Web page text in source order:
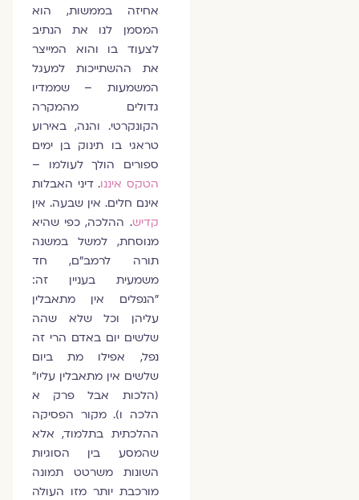
אחיזה בממשות, הוא
המסמן לנו את הנתיב
לצעוד בו והוא המייצר
את ההשתייכות למעגל
המשמעות – שממדיו
גדולים מהמקרה
הקונקרטי. והנה, באירוע
טראגי בו תינוק בן ימים
ספורים הולך לעולמו –
הטקס איננו. דיני האבלות
אינם חלים. אין שבעה. אין
קדיש. ההלכה, כפי שהיא
מנוסחת, למשל במשנה
תורה לרמב"ם, חד
משמעית בעניין זה:
"הנפלים אין מתאבלין
עליהן וכל שלא שהה
שלשים יום באדם הרי זה
נפל, אפילו מת ביום
שלשים אין מתאבלין עליו"
(הלכות אבל פרק א
הלכה ו). מקור הפסיקה
ההלכתית בתלמוד, אלא
שהמסע בין הסוגיות
השונות משרטט תמונה
מורכבת יותר מזו העולה